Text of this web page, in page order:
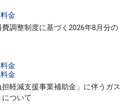
金
費調整制度に基づく2026年8月分の
金
金
軽減支援事業補助金」に伴うガス
ついて